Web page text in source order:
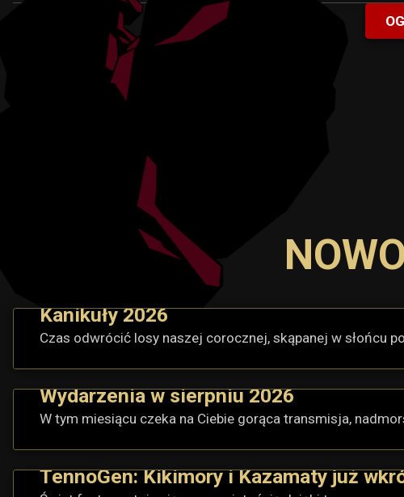
Kanikuły 2026
Czas odwrócić losy naszej corocznej, skąpanej w słońcu
Wydarzenia w sierpniu 2026
W tym miesiącu czeka na Ciebie gorąca transmisja,
TennoGen: Kikimory i Kazamaty już